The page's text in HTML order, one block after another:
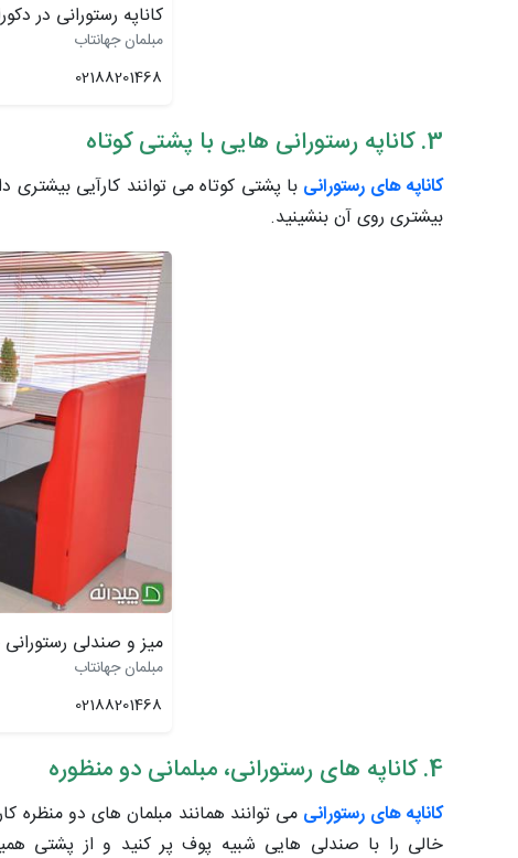
کاناپه رستورانی در
مبلمان جهانتاب
02188201468
3. کاناپه رستورانی هایی با پشتی کوتاه
کاناپه های رستورانی با پشتی کوتاه می توانند کارآیی
بیشتری روی آن بنشینید.
میز و صندلی
مبلمان جهانتاب
02188201468
4. کاناپه های رستورانی، مبلمانی دو منظوره
کاناپه های رستورانی می توانند همانند مبلمان های دو منظره
خالی را با صندلی هایی شبیه پوف پر کنید و از پشتی